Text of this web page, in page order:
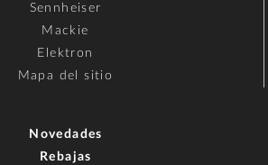
Sennheiser
Mackie
Elektron
Mapa del sitio
Novedades
Rebajas